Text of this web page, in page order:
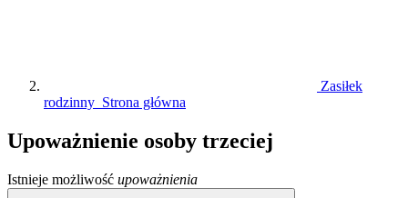
Zasiłek
rodzinny Strona główna
Upoważnienie osoby trzeciej
Istnieje możliwość upoważnienia